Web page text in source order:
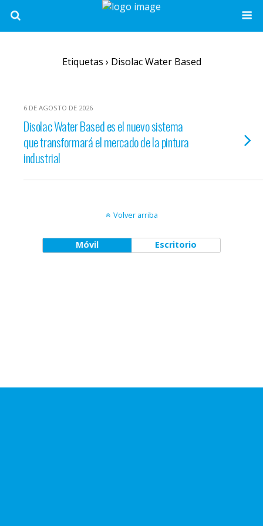
Etiquetas › Disolac Water Based
6 DE AGOSTO DE 2026
Disolac Water Based es el nuevo sistema
que transformará el mercado de la pintura
industrial
Volver arriba
Móvil Escritorio